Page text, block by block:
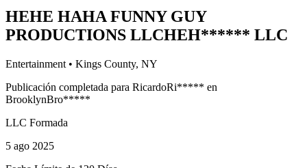
HEHE HAHA FUNNY GUY
PRODUCTIONS LLCHEH****** LLC
Entertainment • Kings County, NY
Publicación completada para RicardoRi***** en
BrooklynBro*****
LLC Formada
5 ago 2025